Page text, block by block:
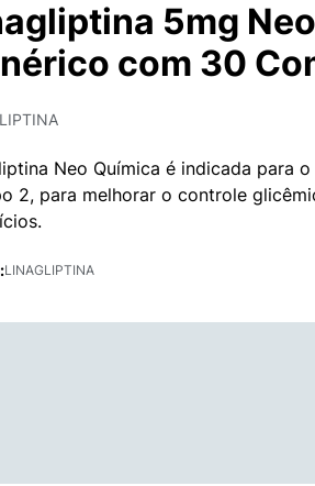
5mg
com 30
Neo Química é indicada para
2, para melhorar o controle
LINAGLIPTINA